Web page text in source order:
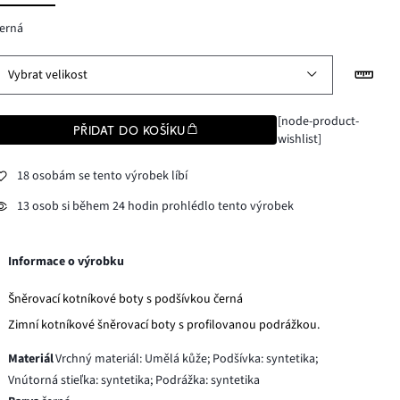
Vybrat velikost
PŘIDAT DO KOŠÍKU
[node-product-
wishlist]
18 osobám se tento výrobek líbí
13 osob si během 24 hodin prohlédlo tento výrobek
Informace o výrobku
Šněrovací kotníkové boty s podšívkou černá
Zimní kotníkové šněrovací boty s profilovanou podrážkou.
MateriálVrchný materiál: Umělá kůže; Podšívka: syntetika;
Vnútorná stieľka: syntetika; Podrážka: syntetika